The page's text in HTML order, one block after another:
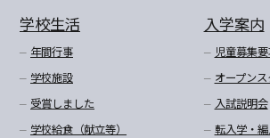
学校生活
年間行事
学校施設
受賞しました
学校給食（献立等）
入学案内
児童募集
オープン
入試説明会
転入学・